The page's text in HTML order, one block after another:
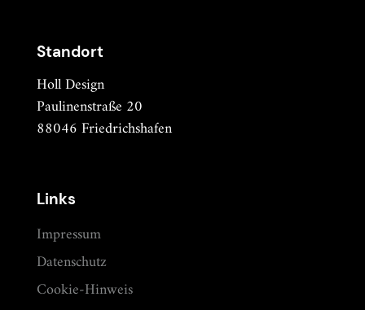
Standort
Holl Design
Paulinenstraße 20
88046 Friedrichshafen
Links
Impressum
Datenschutz
Cookie-Hinweis